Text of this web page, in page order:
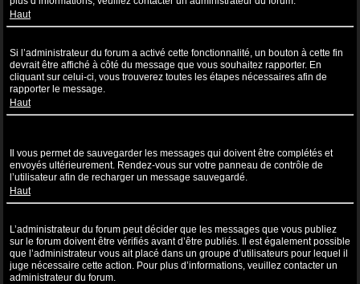
Haut
Si l’administrateur du forum a activé cette fonctionnalité, un bouton à cette fin
devrait être affiché à côté du message que vous souhaitez rapporter. En
cliquant sur celui-ci, vous trouverez toutes les étapes nécessaires afin de
rapporter le message.
Haut
Il vous permet de sauvegarder les messages qui doivent être complétés et
envoyés ultérieurement. Rendez-vous sur votre panneau de contrôle de
l’utilisateur afin de recharger un message sauvegardé.
Haut
L’administrateur du forum peut décider que les messages que vous publiez
sur le forum doivent être vérifiés avant d’être publiés. Il est également possible
que l’administrateur vous ait placé dans un groupe d’utilisateurs pour lequel il
juge nécessaire cette action. Pour plus d’informations, veuillez contacter un
administrateur du forum.